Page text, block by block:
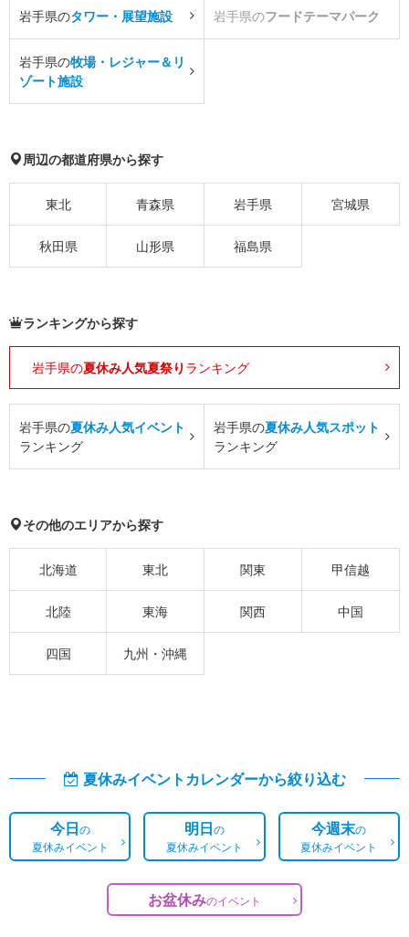
岩手県のタワー・展望施設 岩手県のフードテーマパーク
岩手県の牧場・レジャー＆リ
ゾート施設
周辺の都道府県から探す
東北 青森県 岩手県 宮城県
秋田県 山形県 福島県
ランキングから探す
岩手県の夏休み人気夏祭り ランキング
岩手県の夏休み人気イベント
ランキング
岩手県の夏休み人気スポット
ランキング
その他のエリアから探す
北海道 東北 関東 甲信越
北陸 東海 関西 中国
四国 九州・沖縄
夏休みイベントカレンダーから絞り込む
今日の
夏休みイベント
明日の
夏休みイベント
今週末の
夏休みイベント
お盆休みのイベント